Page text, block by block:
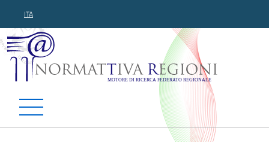
ITA
Normattiva Regioni -